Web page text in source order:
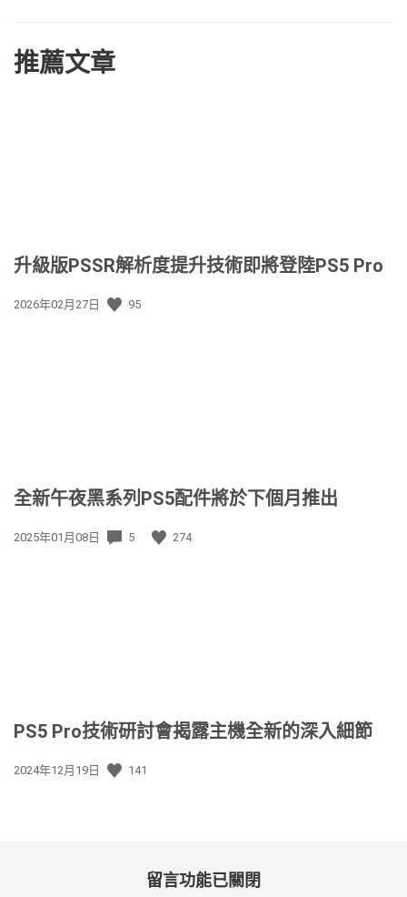
推薦文章
升級版PSSR解析度提升技術即將登陸PS5 Pro
發
2026年02月27日 95
全新午夜黑系列PS5配件將於下個月推出
發
2025年01月08日 5 274
PS5 Pro技術研討會揭露主機全新的深入細節
發
2024年12月19日 141
留言功能已關閉